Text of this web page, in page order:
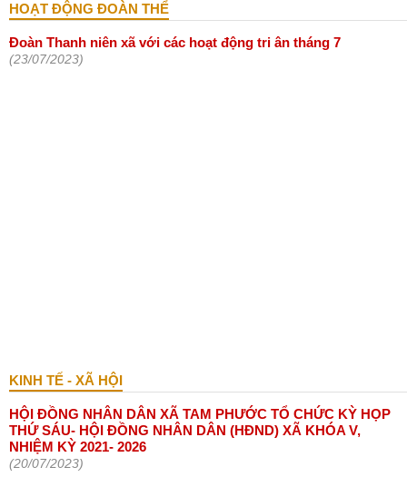
HOẠT ĐỘNG ĐOÀN THỂ
Đoàn Thanh niên xã với các hoạt động tri ân tháng 7
(23/07/2023)
KINH TẾ - XÃ HỘI
HỘI ĐỒNG NHÂN DÂN XÃ TAM PHƯỚC TỔ CHỨC KỲ HỌP
THỨ SÁU- HỘI ĐỒNG NHÂN DÂN (HĐND) XÃ KHÓA V,
NHIỆM KỲ 2021- 2026
(20/07/2023)